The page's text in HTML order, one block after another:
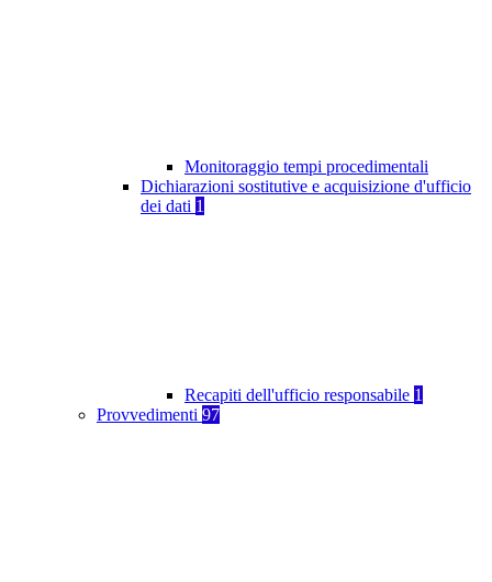
Monitoraggio tempi procedimentali
Dichiarazioni sostitutive e acquisizione d'ufficio
dei dati 1
Recapiti dell'ufficio responsabile 1
Provvedimenti 97